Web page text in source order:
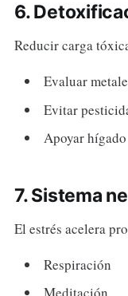
6.
Reducir carga
Evaluar
Evitar
Apoyar hígado
7. Sistema
El estrés acelera
Respiración